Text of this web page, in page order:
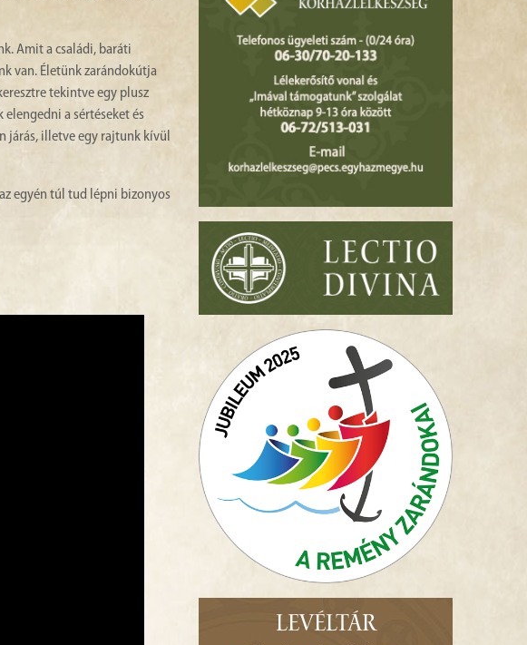
Amit a családi, baráti
van. Életünk zarándokútja
tekintve egy plusz
a sértéseket és
járás, illetve egy rajtunk kívül
egyén túl tud lépni bizonyos
LEVÉLTÁR